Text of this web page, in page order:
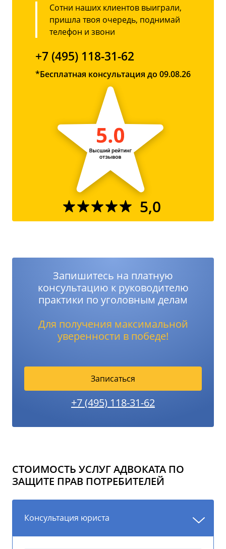
Сотни наших клиентов выиграли,
пришла твоя очередь, поднимай
телефон и звони
+7 (495) 118-31-62
*Бесплатная консультация до 09.08.26
5,0
Запишитесь на платную
консультацию к руководителю
практики по уголовным делам
Для получения максимальной
уверенности в победе!
Записаться
+7 (495) 118-31-62
СТОИМОСТЬ УСЛУГ АДВОКАТА ПО
ЗАЩИТЕ ПРАВ ПОТРЕБИТЕЛЕЙ
Консультация юриста